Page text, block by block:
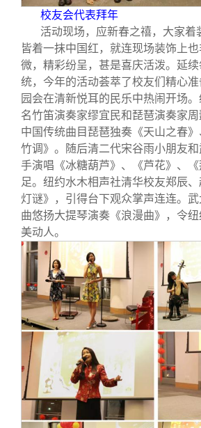
校友会代表拜年
活动现场，应新春之禧，大家着
皆着一抹中国红，就连现场装饰上
微，精彩纷呈，甚是喜庆活泼。延续
统，今年的活动荟萃了校友们精心
园会在清新悦耳的民乐中热闹开场
名竹笛演奏家缪宜民和琵琶演奏家
中国传统曲目琵琶独奏《天山之春
竹调》。随后清二代宋谷雨小朋友
手演唱《冰糖葫芦》、《芦花》、
足。纽约水木相声社清华校友郑辰
灯谜》，引得台下观众掌声连连。
曲悠扬大提琴演奏《浪漫曲》，令
美动人。